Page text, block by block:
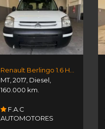
Renault Berlingo 1.6 Hdi Bussines
MT,2017, Diesel,
160.000 km.
F.A.C
AUTOMOTORES